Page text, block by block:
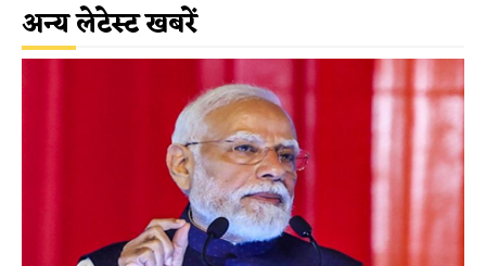
अन्य लेटेस्ट खबरें